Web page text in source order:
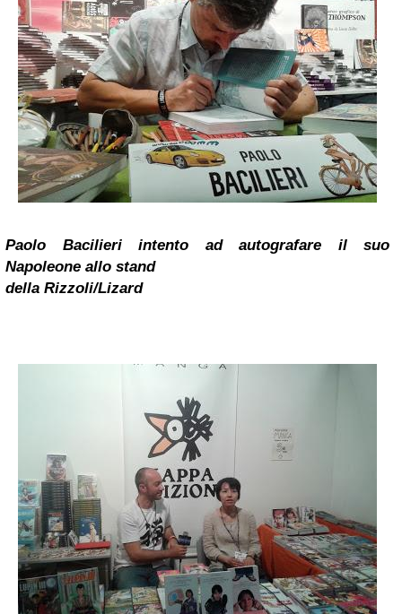
Paolo Bacilieriintento ad autografare il suo
Napoleone allo stand
della Rizzoli/Lizard